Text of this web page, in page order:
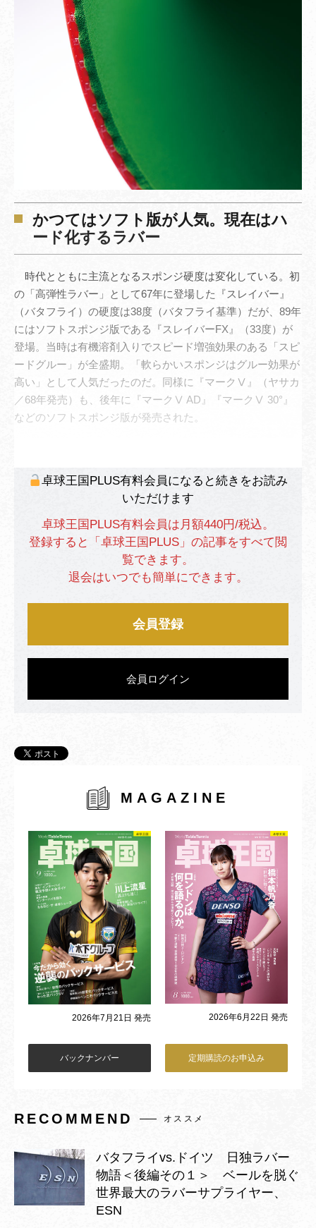
かつてはソフト版が人気。現在はハ
ード化するラバー
時代とともに主流となるスポンジ硬度は変化している。初
の「高弾性ラバー」として67年に登場した『スレイバー』
（バタフライ）の硬度は38度（バタフライ基準）だが、89年
にはソフトスポンジ版である『スレイバーFX』（33度）が
登場。当時は有機溶剤入りでスピード増強効果のある「スピ
ードグルー」が全盛期。「軟らかいスポンジはグルー効果が
高い」として人気だったのだ。同様に『マークⅤ』（ヤサカ
／68年発売）も、後年に『マークⅤ AD』『マークⅤ 30°』
などのソフトスポンジ版が発売された。
卓球王国PLUS有料会員になると続きをお読み
いただけます
卓球王国PLUS有料会員は月額440円/税込。
登録すると「卓球王国PLUS」の記事をすべて閲
覧できます。
退会はいつでも簡単にできます。
会員登録
会員ログイン
MAGAZINE
2026年7月21日 発売 2026年6月22日 発売
バックナンバー 定期購読のお申込み
RECOMMEND オススメ
バタフライvs.ドイツ 日独ラバー
物語＜後編その１＞ ベールを脱ぐ
世界最大のラバーサプライヤー、
ESN